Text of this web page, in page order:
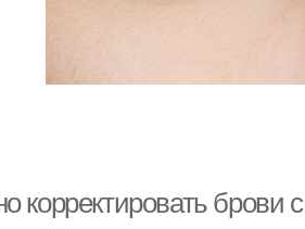
корректировать